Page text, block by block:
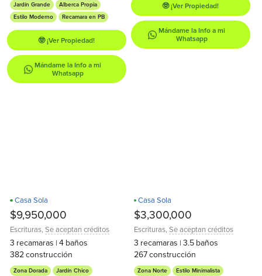
Jardín Grande
Alberca Propia
Estilo Moderno
Recamara en PB
🤓 ¡Ver Propiedad!
Mándame la Info a mi
Whatsapp
🤓 ¡Ver Propiedad!
Mándame la Info a mi
Whatsapp
Recamara en PB
Casa Sola
$9,950,000
Escrituras,Se aceptan créditos
3 recamaras | 4 baños
382construcción
Zona Dorada
Jardín Chico
Casa Sola
$3,300,000
Escrituras,Se aceptan créditos
3 recamaras | 3.5 baños
267construcción
Zona Norte Estilo Minimalista